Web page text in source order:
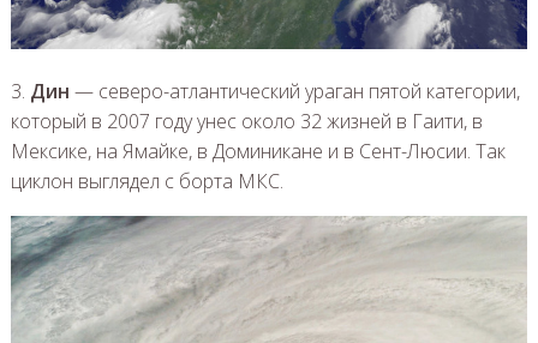
3. Дин — северо-атлантический ураган пятой категории,
который в 2007 году унес около 32 жизней в Гаити, в
Мексике, на Ямайке, в Доминикане и в Сент-Люсии. Так
циклон выглядел с борта МКС.